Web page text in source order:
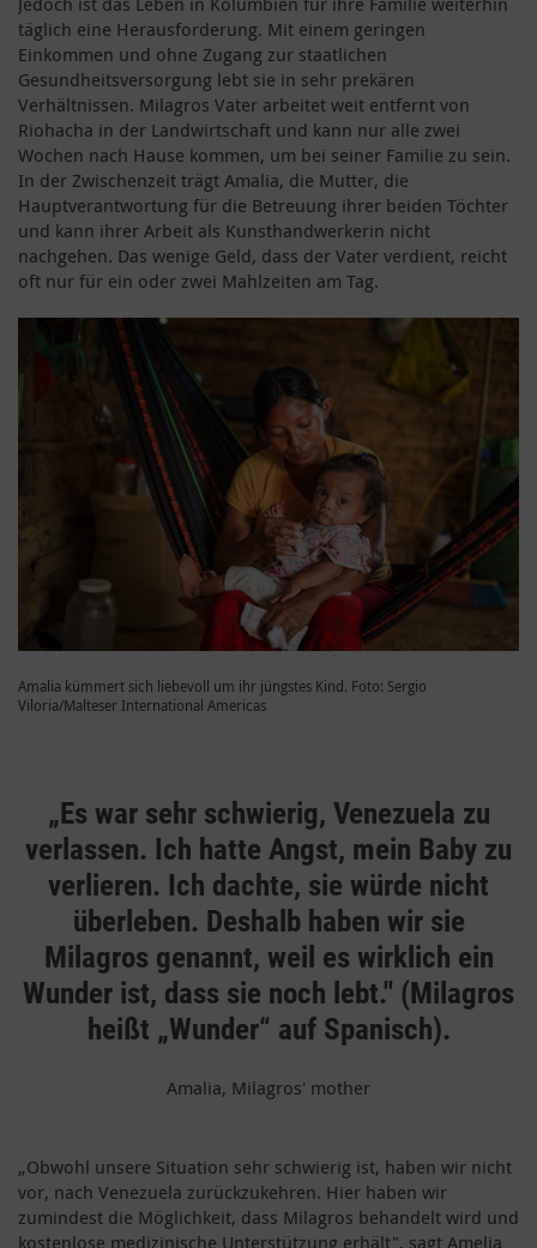
täglich eine Herausforderung. Mit einem geringen
Einkommen und ohne Zugang zur staatlichen
Gesundheitsversorgung lebt sie in sehr prekären
Verhältnissen. Milagros Vater arbeitet weit entfernt von
Riohacha in der Landwirtschaft und kann nur alle zwei
Wochen nach Hause kommen, um bei seiner Familie zu sein.
In der Zwischenzeit trägt Amalia, die Mutter, die
Hauptverantwortung für die Betreuung ihrer beiden Töchter
und kann ihrer Arbeit als Kunsthandwerkerin nicht
nachgehen. Das wenige Geld, dass der Vater verdient, reicht
oft nur für ein oder zwei Mahlzeiten am Tag.
Amalia kümmert sich liebevoll um ihr jüngstes Kind. Foto: Sergio
Viloria/Malteser International Americas
„Es war sehr schwierig, Venezuela zu
verlassen. Ich hatte Angst, mein Baby zu
verlieren. Ich dachte, sie würde nicht
überleben. Deshalb haben wir sie
Milagros genannt, weil es wirklich ein
Wunder ist, dass sie noch lebt." (Milagros
heißt „Wunder“ auf Spanisch).
Amalia, Milagros' mother
„Obwohl unsere Situation sehr schwierig ist, haben wir nicht
vor, nach Venezuela zurückzukehren. Hier haben wir
zumindest die Möglichkeit, dass Milagros behandelt wird und
kostenlose medizinische Unterstützung erhält", sagt Amelia